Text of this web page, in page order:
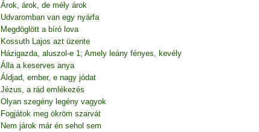
Árok, árok, de mély árok
Udvaromban van egy nyárfa
Megdöglött a bíró lova
Kossuth Lajos azt üzente
Házigazda, aluszol-e 1; Amely leány fényes, kevély
Álla a keserves anya
Áldjad, ember, e nagy jódat
Jézus, a rád emlékezés
Olyan szegény legény vagyok
Fogjátok meg ökröm szarvát
Nem járok már én sehol sem